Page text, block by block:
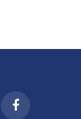
Facebook